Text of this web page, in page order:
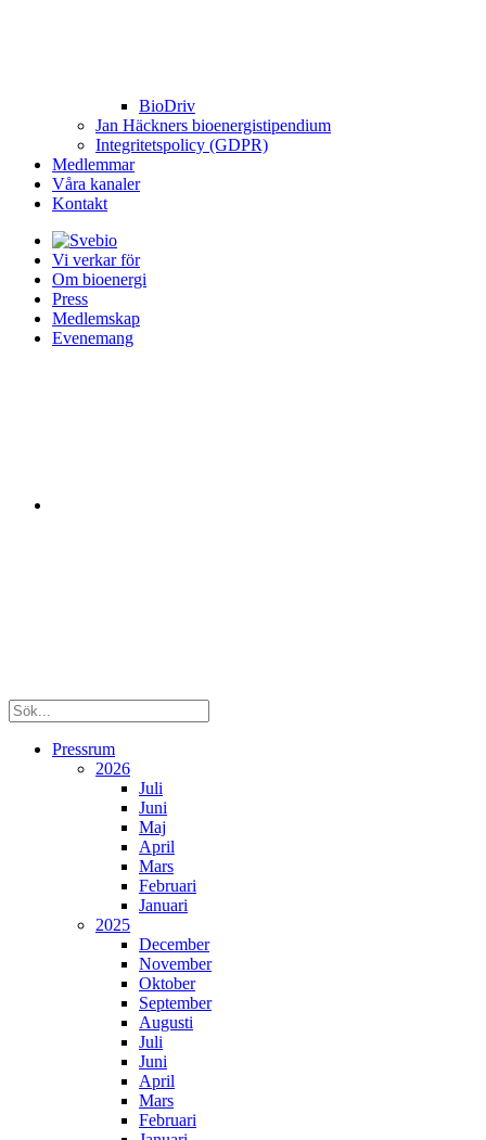
BioDriv
Jan Häckners bioenergistipendium
Integritetspolicy (GDPR)
Medlemmar
Våra kanaler
Kontakt
Vi verkar för
Om bioenergi
Press
Medlemskap
Evenemang
Pressrum
2026
Juli
Juni
Maj
April
Mars
Februari
Januari
2025
December
November
Oktober
September
Augusti
Juli
Juni
April
Mars
Februari